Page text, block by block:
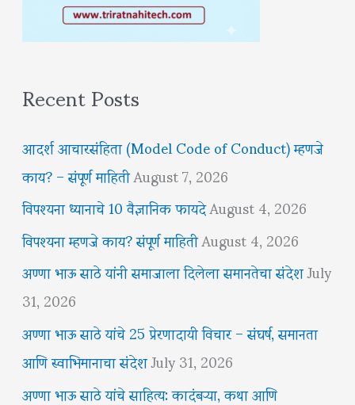
Recent Posts
आदर्श आचारसंहिता (Model Code of Conduct) म्हणजे
काय? – संपूर्ण माहितीAugust 7, 2026
विपश्यना ध्यानाचे 10 वैज्ञानिक फायदेAugust 4, 2026
विपश्यना म्हणजे काय? संपूर्ण माहितीAugust 4, 2026
अण्णा भाऊ साठे यांनी समाजाला दिलेला समानतेचा संदेशJuly
31, 2026
अण्णा भाऊ साठे यांचे 25 प्रेरणादायी विचार – संघर्ष, समानता
आणि स्वाभिमानाचा संदेशJuly 31, 2026
अण्णा भाऊ साठे यांचे साहित्य: कादंबऱ्या, कथा आणि